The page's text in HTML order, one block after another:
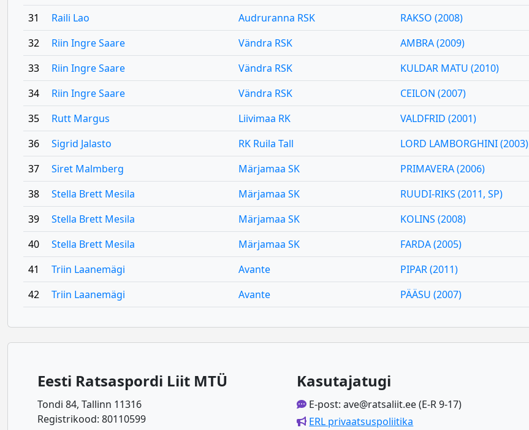
31
Raili Lao Audruranna RSK RAKSO (2008)
32
Riin Ingre Saare Vändra RSK AMBRA (2009)
33
Riin Ingre Saare Vändra RSK KULDAR MATU (2010)
34
Riin Ingre Saare Vändra RSK CEILON (2007)
35
Rutt Margus Liivimaa RK VALDFRID (2001)
36
Sigrid Jalasto RK Ruila Tall LORD LAMBORGHINI (2003)
37
Siret Malmberg Märjamaa SK PRIMAVERA (2006)
38
Stella Brett Mesila Märjamaa SK RUUDI-RIKS (2011, SP)
39
Stella Brett Mesila Märjamaa SK KOLINS (2008)
40
Stella Brett Mesila Märjamaa SK FARDA (2005)
41
Triin Laanemägi Avante PIPAR (2011)
42
Triin Laanemägi Avante PÄÄSU (2007)
Eesti Ratsaspordi Liit MTÜ
Tondi 84, Tallinn 11316
Registrikood: 80110599
Kasutajatugi
E-post: ave@ratsaliit.ee (E-R 9-17)
ERL privaatsuspoliitika